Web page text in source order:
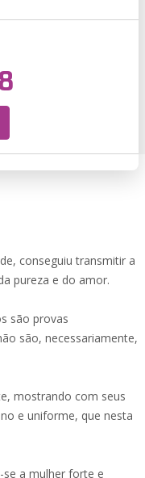
conseguiu transmitir a
pureza e do amor.
são provas
são, necessariamente,
mostrando com seus
e uniforme, que nesta
a mulher forte e